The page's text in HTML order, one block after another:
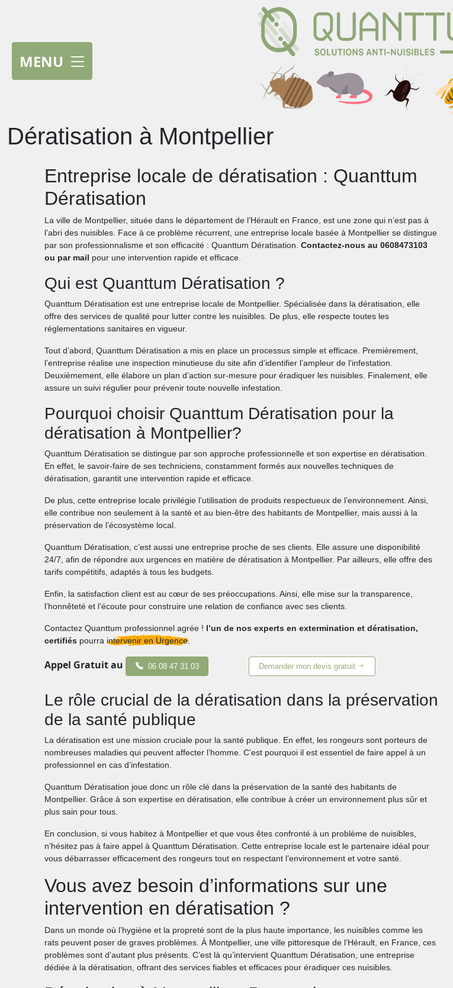
MENU
Dératisation à Montpellier
Entreprise locale de dératisation : Quanttum
Dératisation
La ville de Montpellier, située dans le département de l’Hérault en France, est une zone qui n’est pas à
l’abri des nuisibles. Face à ce problème récurrent, une entreprise locale basée à Montpellier se distingue
par son professionnalisme et son efficacité : Quanttum Dératisation.Contactez-nous au 0608473103
ou par mail pour une intervention rapide et efficace.
Qui est Quanttum Dératisation ?
Quanttum Dératisation est une entreprise locale de Montpellier. Spécialisée dans la dératisation, elle
offre des services de qualité pour lutter contre les nuisibles. De plus, elle respecte toutes les
réglementations sanitaires en vigueur.
Tout d’abord, Quanttum Dératisation a mis en place un processus simple et efficace. Premièrement,
l’entreprise réalise une inspection minutieuse du site afin d’identifier l’ampleur de l’infestation.
Deuxièmement, elle élabore un plan d’action sur-mesure pour éradiquer les nuisibles. Finalement, elle
assure un suivi régulier pour prévenir toute nouvelle infestation.
Pourquoi choisir Quanttum Dératisation pour la
dératisation à Montpellier?
Quanttum Dératisation se distingue par son approche professionnelle et son expertise en dératisation.
En effet, le savoir-faire de ses techniciens, constamment formés aux nouvelles techniques de
dératisation, garantit une intervention rapide et efficace.
De plus, cette entreprise locale privilégie l’utilisation de produits respectueux de l’environnement. Ainsi,
elle contribue non seulement à la santé et au bien-être des habitants de Montpellier, mais aussi à la
préservation de l’écosystème local.
Quanttum Dératisation, c’est aussi une entreprise proche de ses clients. Elle assure une disponibilité
24/7, afin de répondre aux urgences en matière de dératisation à Montpellier. Par ailleurs, elle offre des
tarifs compétitifs, adaptés à tous les budgets.
Enfin, la satisfaction client est au cœur de ses préoccupations. Ainsi, elle mise sur la transparence,
l’honnêteté et l’écoute pour construire une relation de confiance avec ses clients.
Contactez Quanttum professionnel agrée ! l’un de nos experts en extermination et dératisation,
certifiés pourraintervenir en Urgence.
Appel Gratuit au 06 08 47 31 03 Demander mon devis gratuit
Le rôle crucial de la dératisation dans la préservation
de la santé publique
La dératisation est une mission cruciale pour la santé publique. En effet, les rongeurs sont porteurs de
nombreuses maladies qui peuvent affecter l’homme. C’est pourquoi il est essentiel de faire appel à un
professionnel en cas d’infestation.
Quanttum Dératisation joue donc un rôle clé dans la préservation de la santé des habitants de
Montpellier. Grâce à son expertise en dératisation, elle contribue à créer un environnement plus sûr et
plus sain pour tous.
En conclusion, si vous habitez à Montpellier et que vous êtes confronté à un problème de nuisibles,
n’hésitez pas à faire appel à Quanttum Dératisation. Cette entreprise locale est le partenaire idéal pour
vous débarrasser efficacement des rongeurs tout en respectant l’environnement et votre santé.
Vous avez besoin d’informations sur une
intervention en dératisation ?
Dans un monde où l’hygiène et la propreté sont de la plus haute importance, les nuisibles comme les
rats peuvent poser de graves problèmes. À Montpellier, une ville pittoresque de l’Hérault, en France, ces
problèmes sont d’autant plus présents. C’est là qu’intervient Quanttum Dératisation, une entreprise
dédiée à la dératisation, offrant des services fiables et efficaces pour éradiquer ces nuisibles.